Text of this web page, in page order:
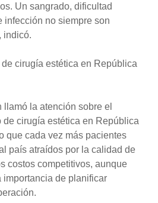
Un sangrado, dificultad
infección no siempre son
indicó.
de cirugía estética en República
la atención sobre el
de cirugía estética en República
que cada vez más pacientes
país atraídos por la calidad de
costos competitivos, aunque
importancia de planificar